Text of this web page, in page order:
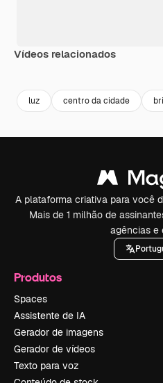
Vídeos relacionados
luz centro da cidade
A plataforma criativa para você
Mais de 1 milhão de
agências e
Produtos
Spaces
Assistente de IA
Gerador de imagens
Gerador de vídeos
Texto para voz